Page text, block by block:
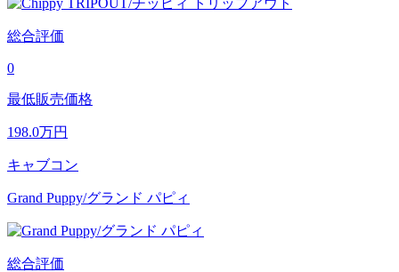
総合評価
0
最低販売価格
198.0万円
キャブコン
Grand Puppy/グランド パピィ
総合評価